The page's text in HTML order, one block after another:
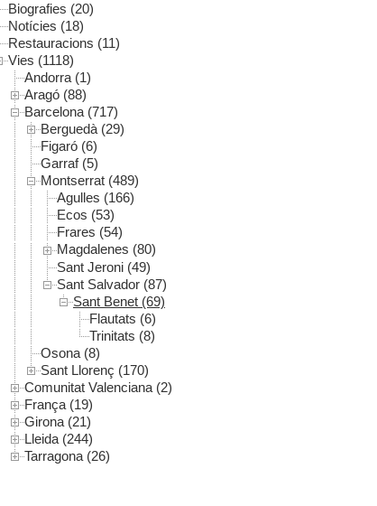
Biografies (20)
Notícies (18)
Restauracions (11)
Vies (1118)
Andorra (1)
Aragó (88)
Barcelona (717)
Berguedà (29)
Figaró (6)
Garraf (5)
Montserrat (489)
Agulles (166)
Ecos (53)
Frares (54)
Magdalenes (80)
Sant Jeroni (49)
Sant Salvador (87)
Sant Benet (69)
Flautats (6)
Trinitats (8)
Osona (8)
Sant Llorenç (170)
Comunitat Valenciana (2)
França (19)
Girona (21)
Lleida (244)
Tarragona (26)